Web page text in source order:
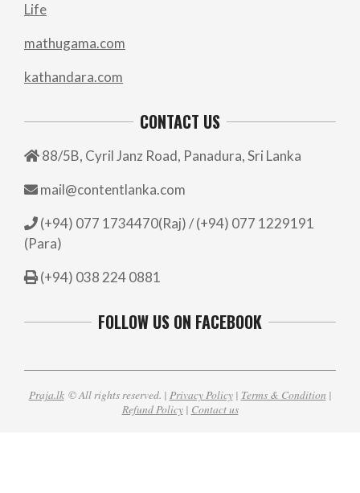
Life
mathugama.com
kathandara.com
CONTACT US
88/5B, Cyril Janz Road, Panadura, Sri Lanka
mail@contentlanka.com
(+94) 077 1734470(Raj) / (+94) 077 1229191
(Para)
(+94) 038 224 0881
FOLLOW US ON FACEBOOK
Praja.lk© All rights reserved. | Privacy Policy| Terms & Condition |
Refund Policy| Contact us